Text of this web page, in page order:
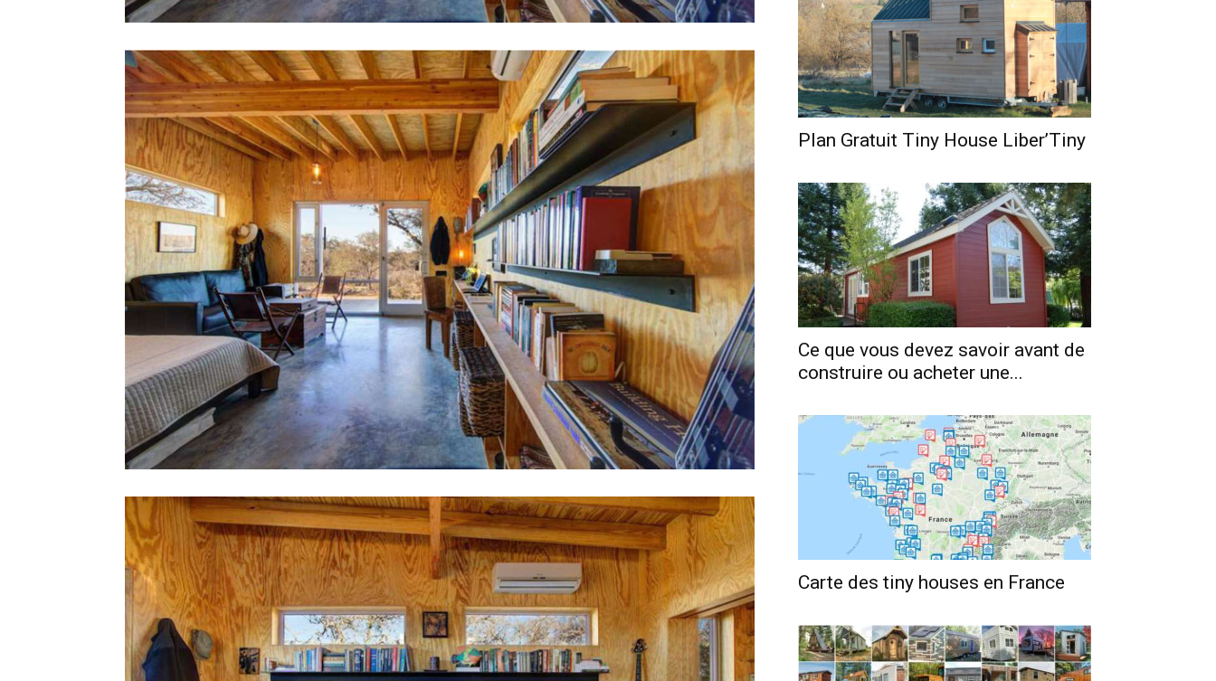
Plan Gratuit Tiny House Liber’Tiny
Ce que vous devez savoir avant de
construire ou acheter une...
Carte des tiny houses en France